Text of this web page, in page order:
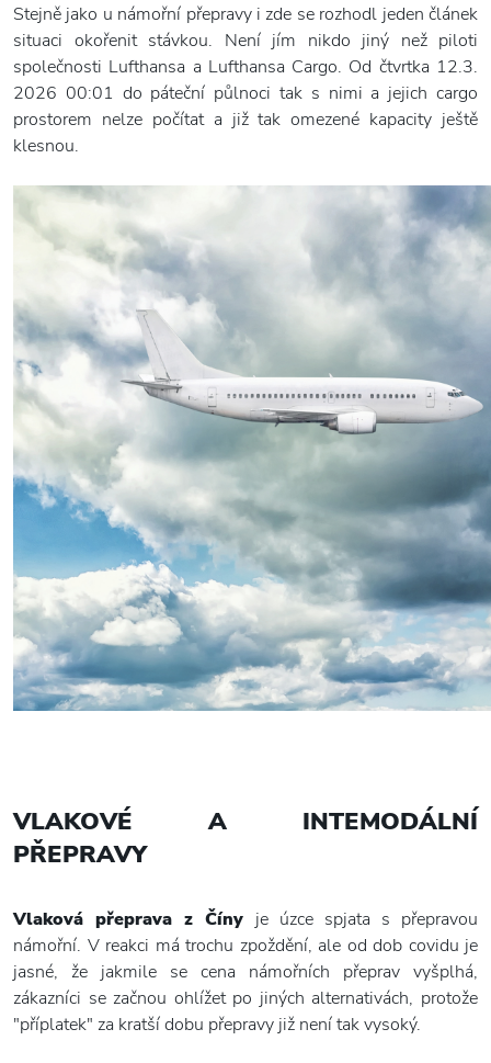
Stejně jako u námořní přepravy i zde se rozhodl jeden článek
situaci okořenit stávkou. Není jím nikdo jiný než piloti
společnosti Lufthansa a Lufthansa Cargo. Od čtvrtka 12.3.
2026 00:01 do páteční půlnoci tak s nimi a jejich cargo
prostorem nelze počítat a již tak omezené kapacity ještě
klesnou.
VLAKOVÉ A INTEMODÁLNÍ
PŘEPRAVY
Vlaková přeprava z Číny je úzce spjata s přepravou
námořní. V reakci má trochu zpoždění, ale od dob covidu je
jasné, že jakmile se cena námořních přeprav vyšplhá,
zákazníci se začnou ohlížet po jiných alternativách, protože
"příplatek" za kratší dobu přepravy již není tak vysoký.